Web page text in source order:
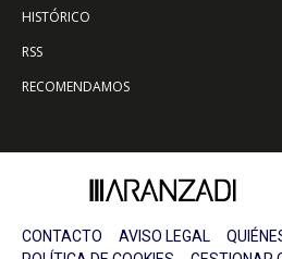
HISTÓRICO
RSS
RECOMENDAMOS
CONTACTO AVISO LEGAL